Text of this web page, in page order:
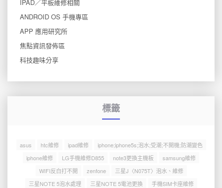
IPAD／平板維修相關
ANDROID OS 手機專區
APP 應用研究所
焦點資訊發佈區
科技趣味分享
標籤
asus htc維修 ipad維修
iphone;iphone5s;泡水;受潮;不開機;防潮變色
iphone維修
LG手機維修D855 note3更換主機板
samsung維修
WIFI反白打不開
zenfone
三星J〈N075T〉泡水、維修
三星NOTE 5泡水處理
三星NOTE 5電池更換
手機SIM卡座維修